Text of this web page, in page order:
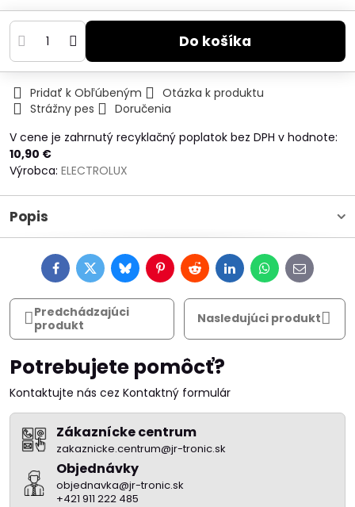
Do košíka
Pridať k Obľúbeným
Otázka k produktu
Strážny pes
Doručenia
V cene je zahrnutý recyklačný poplatok bez DPH v hodnote:
10,90 €
Výrobca: ELECTROLUX
Popis
FacebookTwitterBlueskyPinterestRedditLinkedInWhatsApp
E-
mail
Predchádzajúci
produkt
Nasledujúci produkt
Potrebujete pomôcť?
Kontaktujte nás cez Kontaktný formulár
Zákaznícke centrum
zakaznicke.centrum@jr-tronic.sk
Objednávky
objednavka@jr-tronic.sk
+421 911 222 485